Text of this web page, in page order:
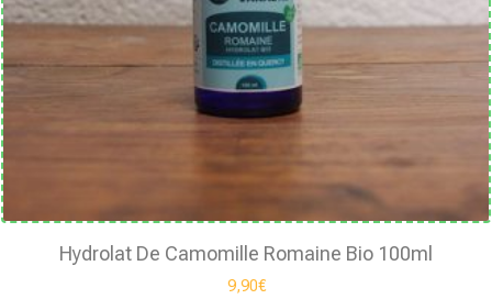
Hydrolat De Camomille Romaine Bio 100ml
9,90€